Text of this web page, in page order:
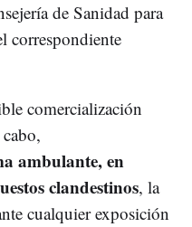
de Sanidad para
correspondiente
comercialización
ambulante, en
clandestinos, la
cualquier exposición